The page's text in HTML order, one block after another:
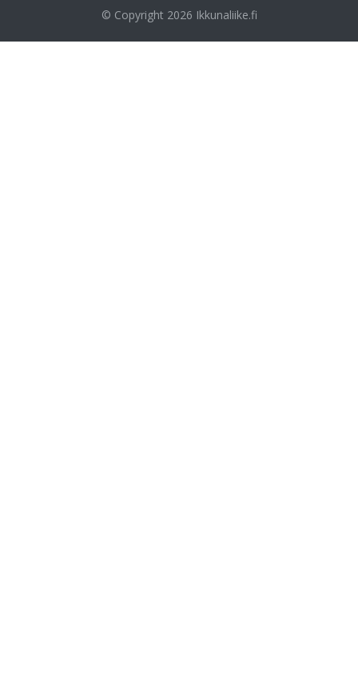
© Copyright 2026 Ikkunaliike.fi